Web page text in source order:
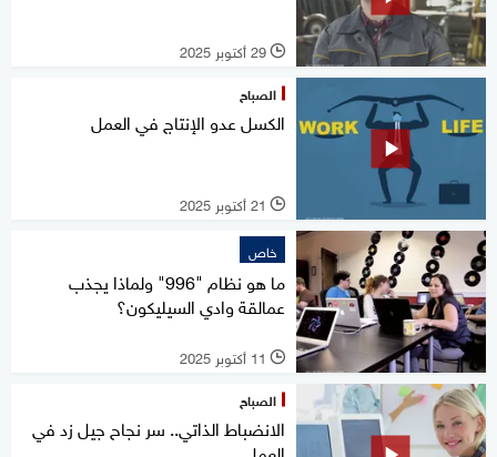
l 29 أكتوبر 2025
الصباح
الكسل عدو الإنتاج في العمل
l 21 أكتوبر 2025
خاص
ما هو نظام "996" ولماذا يجذب
عمالقة وادي السيليكون؟
l 11 أكتوبر 2025
الصباح
الانضباط الذاتي.. سر نجاح جيل زد في